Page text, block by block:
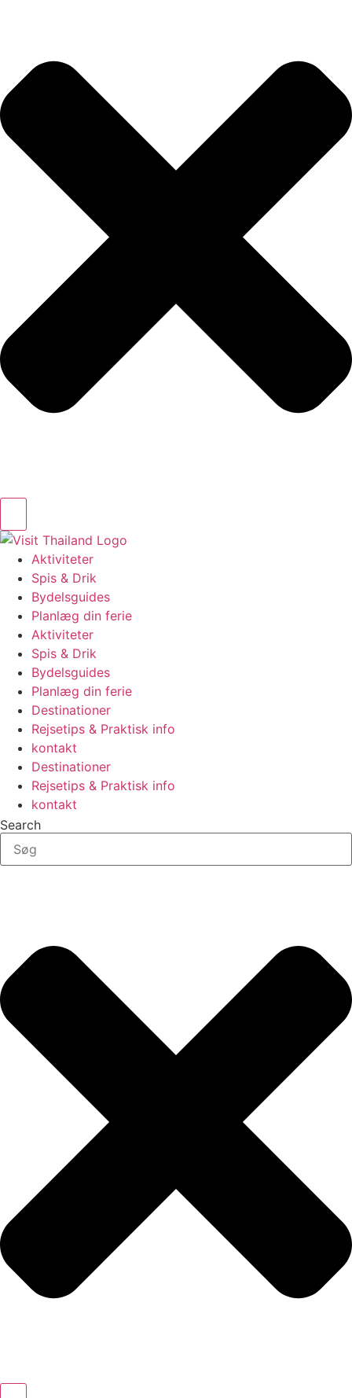
Aktiviteter
Spis & Drik
Bydelsguides
Planlæg din ferie
Aktiviteter
Spis & Drik
Bydelsguides
Planlæg din ferie
Destinationer
Rejsetips & Praktisk info
kontakt
Destinationer
Rejsetips & Praktisk info
kontakt
Search